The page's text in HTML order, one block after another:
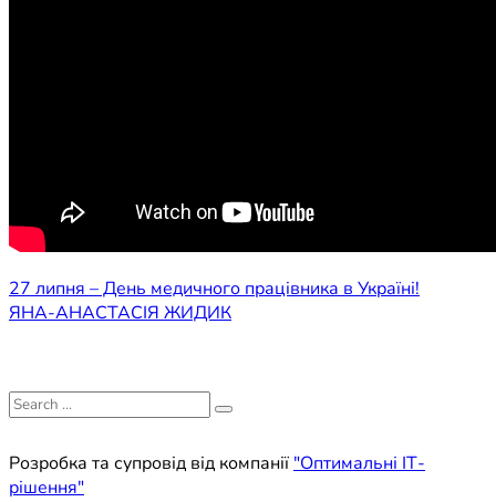
Навігація
записів
27 липня – День медичного працівника в Україні!
ЯНА-АНАСТАСІЯ ЖИДИК
Search
Розробка та супровід від компанії "Оптимальні ІТ-
рішення"